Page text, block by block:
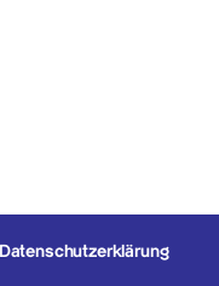
Datenschutzerklärung